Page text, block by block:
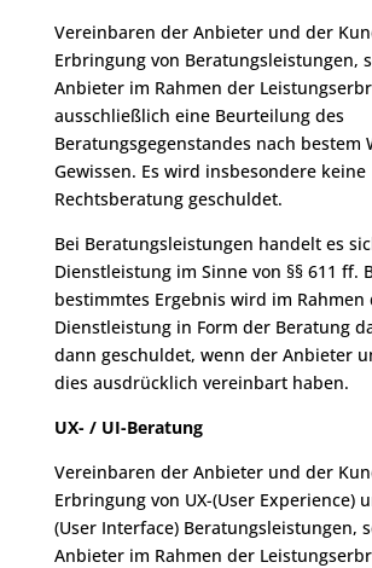
Vereinbaren der Anbieter und der
Erbringung von Beratungsleistungen,
Anbieter im Rahmen der
ausschließlich eine Beurteilung des
Beratungsgegenstandes nach bestem
Gewissen. Es wird insbesondere keine
Rechtsberatung geschuldet.
Bei Beratungsleistungen handelt es
Dienstleistung im Sinne von §§ 611 ff.
bestimmtes Ergebnis wird im Rahmen
Dienstleistung in Form der Beratung
dann geschuldet, wenn der Anbieter
dies ausdrücklich vereinbart haben.
UX- / UI-Beratung
Vereinbaren der Anbieter und der
Erbringung von UX-(User Experience)
(User Interface) Beratungsleistungen,
Anbieter im Rahmen der